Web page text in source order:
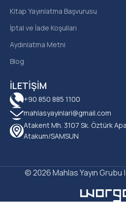
İLETIŞIM
+90 850 885 1100
mahlasyayinlari@gmail.com
Atakent Mh. 3107 Sk. Öztürk
Atakum/SAMSUN
Kitap Yayınlatma Başvurusu
İptal ve İade Koşulları
Aydınlatma Metni
Blog
© 2026 Mahlas Yayın Grubu |
Nezire